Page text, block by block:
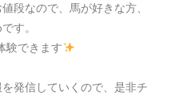
段なので、馬が好きな方、
す。
験できます
発信していくので、是非チ